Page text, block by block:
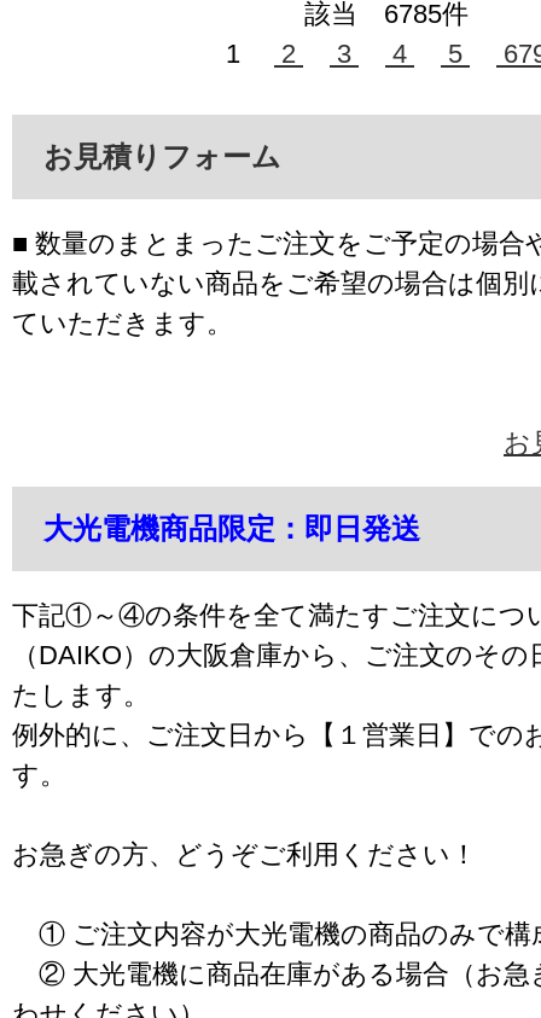
該当 6785件
1
2 3 4 5
お見積りフォーム
■ 数量のまとまったご注文をご予定の場合
載されていない商品をご希望の場合は個別
ていただきます。
お
大光電機商品限定：即日発送
下記①～④の条件を全て満たすご注文につ
（DAIKO）の大阪倉庫から、ご注文のそ
たします。
例外的に、ご注文日から【１営業日】での
す。
お急ぎの方、どうぞご利用ください！
① ご注文内容が大光電機の商品のみで構
② 大光電機に商品在庫がある場合（お急